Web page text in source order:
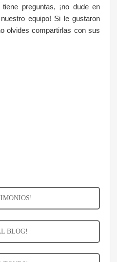
preguntas, ¡no dude en
equipo! Si le gustaron
olvides compartirlas con sus
BLOG!